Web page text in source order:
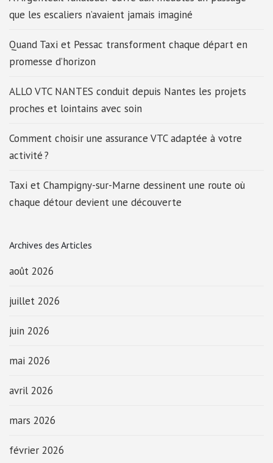
que les escaliers n’avaient jamais imaginé
Quand Taxi et Pessac transforment chaque départ en
promesse d’horizon
ALLO VTC NANTES conduit depuis Nantes les projets
proches et lointains avec soin
Comment choisir une assurance VTC adaptée à votre
activité ?
Taxi et Champigny-sur-Marne dessinent une route où
chaque détour devient une découverte
Archives des Articles
août 2026
juillet 2026
juin 2026
mai 2026
avril 2026
mars 2026
février 2026